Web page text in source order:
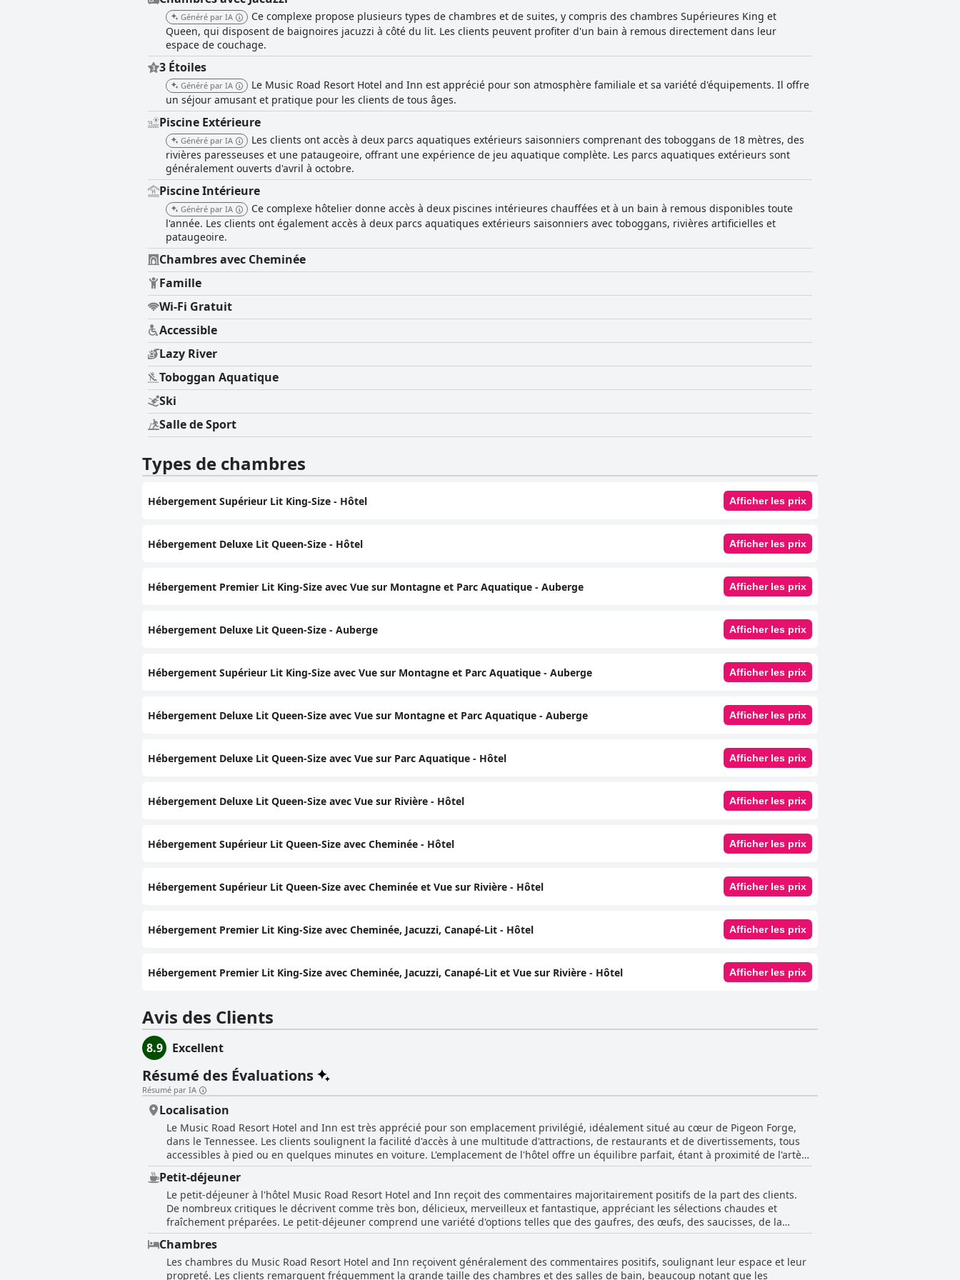
apprécient particulièrement les piscines et les toboggans aquatiques, les familles appréciant les chambres spacieuses et la variété des
activités disponibles. L'atmosphère familiale de l'hôtel et le personnel amical en font un excellent choix pour les vacances en famille.
Enfin, le confort des lits reçoit des commentaires mitigés. De nombreux clients trouvent les lits très confortables avec des oreillers
moelleux, tandis que d'autres mentionnent la fermeté et l'inconfort. Malgré ces expériences variées, le sentiment général penche vers un
séjour agréable et confortable. En résumé, le Music Road Resort Hotel and Inn est réputé pour son excellent emplacement, sa propreté et
ses commodités adaptées aux familles, ce qui en fait un choix exceptionnel pour les visiteurs de Pigeon Forge.
Généré par IA
Ce complexe propose plusieurs types de chambres et de suites, y compris des chambres Supérieures King et
Queen, qui disposent de baignoires jacuzzi à côté du lit. Les clients peuvent profiter d'un bain à remous directement dans leur
espace de couchage.
3 Étoiles
Généré par IA
Le Music Road Resort Hotel and Inn est apprécié pour son atmosphère familiale et sa variété d'équipements. Il offre
un séjour amusant et pratique pour les clients de tous âges.
Piscine Extérieure
Généré par IA
Les clients ont accès à deux parcs aquatiques extérieurs saisonniers comprenant des toboggans de 18 mètres, des
rivières paresseuses et une pataugeoire, offrant une expérience de jeu aquatique complète. Les parcs aquatiques extérieurs sont
généralement ouverts d'avril à octobre.
Piscine Intérieure
Généré par IA
Ce complexe hôtelier donne accès à deux piscines intérieures chauffées et à un bain à remous disponibles toute
l'année. Les clients ont également accès à deux parcs aquatiques extérieurs saisonniers avec toboggans, rivières artificielles et
pataugeoire.
Chambres avec Cheminée
Famille
Wi-Fi Gratuit
Accessible
Lazy River
Toboggan Aquatique
Ski
Salle de Sport
Types de chambres
Hébergement Supérieur Lit King-Size - Hôtel Afficher les prix
Hébergement Deluxe Lit Queen-Size - Hôtel Afficher les prix
Hébergement Premier Lit King-Size avec Vue sur Montagne et Parc Aquatique - Auberge Afficher les prix
Hébergement Deluxe Lit Queen-Size - Auberge Afficher les prix
Hébergement Supérieur Lit King-Size avec Vue sur Montagne et Parc Aquatique - Auberge Afficher les prix
Hébergement Deluxe Lit Queen-Size avec Vue sur Montagne et Parc Aquatique - Auberge Afficher les prix
Hébergement Deluxe Lit Queen-Size avec Vue sur Parc Aquatique - Hôtel Afficher les prix
Hébergement Deluxe Lit Queen-Size avec Vue sur Rivière - Hôtel Afficher les prix
Hébergement Supérieur Lit Queen-Size avec Cheminée - Hôtel Afficher les prix
Hébergement Supérieur Lit Queen-Size avec Cheminée et Vue sur Rivière - Hôtel Afficher les prix
Hébergement Premier Lit King-Size avec Cheminée, Jacuzzi, Canapé-Lit - Hôtel Afficher les prix
Hébergement Premier Lit King-Size avec Cheminée, Jacuzzi, Canapé-Lit et Vue sur Rivière - Hôtel Afficher les prix
Avis des Clients
8.9 Excellent
Résumé des Évaluations
Résumé par IA
Localisation
Le Music Road Resort Hotel and Inn est très apprécié pour son emplacement privilégié, idéalement situé au cœur de Pigeon Forge,
dans le Tennessee. Les clients soulignent la facilité d'accès à une multitude d'attractions, de restaurants et de divertissements, tous
accessibles à pied ou en quelques minutes en voiture. L'emplacement de l'hôtel offre un équilibre parfait, étant à proximité de l'artère
principale animée tout en offrant un environnement paisible et calme, loin du bruit. Les visiteurs apprécient les vues spectaculaires,
en particulier les chambres donnant sur la rivière ou offrant des panoramas sur la montagne. Cette combinaison de proximité des
activités et de paysages sereins crée un cadre idéal pour la détente et l'aventure. L'accès facile aux principales attractions telles que
Dollywood, les zones commerçantes et les spectacles locaux renforce encore son attrait pour les familles et les groupes.
L'établissement est non seulement idéalement situé, mais il offre également des commodités telles que des piscines intérieures
ouvertes 24h/24, des piscines extérieures avec toboggans et rivières paresseuses, ainsi qu'un petit-déjeuner gratuit, ce qui en fait un
choix de premier ordre pour les voyageurs souhaitant confort et commodité. L'excellent personnel et les chambres propres et
spacieuses contribuent à une expérience client globalement positive. En résumé, le Music Road Resort Hotel and Inn promet un
excellent emplacement associé à un séjour confortable, ce qui en fait un choix exceptionnel pour les visiteurs de Pigeon Forge.
Petit-déjeuner
Le petit-déjeuner à l'hôtel Music Road Resort Hotel and Inn reçoit des commentaires majoritairement positifs de la part des clients.
De nombreux critiques le décrivent comme très bon, délicieux, merveilleux et fantastique, appréciant les sélections chaudes et
fraîchement préparées. Le petit-déjeuner comprend une variété d'options telles que des gaufres, des œufs, des saucisses, de la
sauce et des biscuits, des céréales, des bagels et des muffins, ce qui le rend pratique et attrayant pour les clients qui cherchent à
bien commencer leur journée. La gratuité du petit-déjeuner ajoute de la valeur au séjour et la salle à manger est généralement
décrite comme propre avec de nombreuses places assises disponibles. Cependant, certains critiques ont estimé que les offres de
petit-déjeuner pourraient bénéficier d'une plus grande variété et de l'inclusion d'articles comme des fruits frais et des céréales.
Chambres
Les chambres du Music Road Resort Hotel and Inn reçoivent généralement des commentaires positifs, soulignant leur espace et leur
propreté. Les clients remarquent fréquemment la grande taille des chambres et des salles de bain, beaucoup notant que les